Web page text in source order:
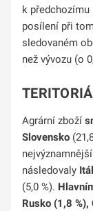
k
posílení při
sledovaném
než vývozu (o
Agrární zboží
Slovensko
následovaly
(5,0 %).
Rusko (1,8